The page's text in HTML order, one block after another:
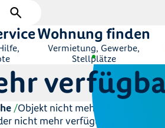
Wohnung finden
Vermietung, Gewerbe,
Stellplätze
Objekt nicht mehr verfügbar
nicht mehr verfügbar.